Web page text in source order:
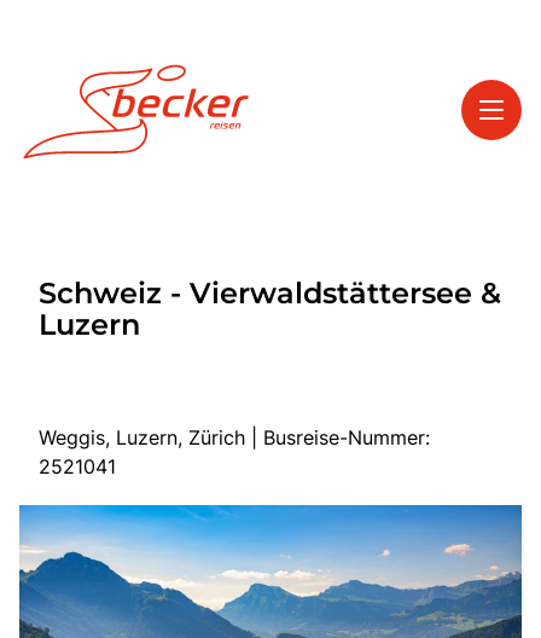
Service
Kontakt
Start
Tagesfahrten
Mehrtagesfahrten
Bus mieten
Katalog anfordern
Schweiz - Vierwaldstättersee &
Luzern
Weggis, Luzern, Zürich | Busreise-Nummer:
2521041